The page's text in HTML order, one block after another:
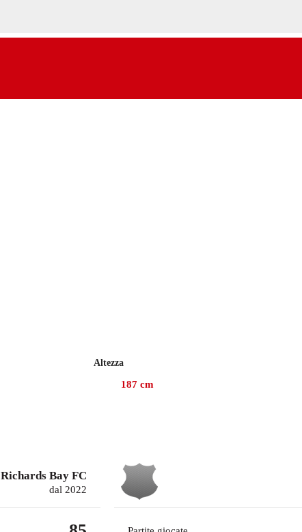
Altezza
187 cm
Richards Bay FC
dal 2022